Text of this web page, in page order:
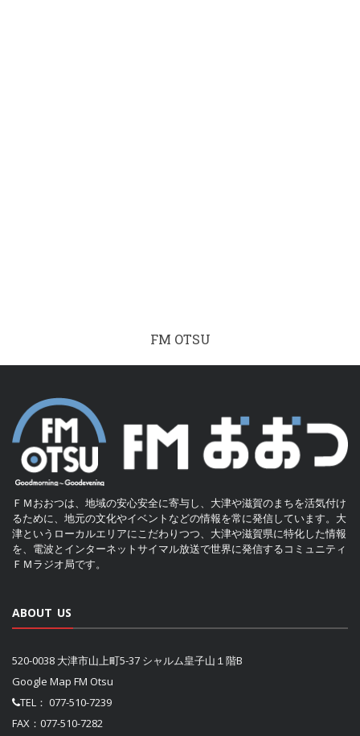
FM OTSU
ＦＭおおつは、地域の安心安全に寄与し、大津や滋賀のまちを活気付け
るために、地元の文化やイベントなどの情報を常に発信しています。大
津というローカルエリアにこだわりつつ、大津や滋賀県に特化した情報
を、電波とインターネットサイマル放送で世界に発信するコミュニティ
ＦＭラジオ局です。
ABOUT US
520-0038 大津市山上町5-37 シャルム皇子山１階B
Google Map FM Otsu
TEL： 077-510-7239
FAX：077-510-7282